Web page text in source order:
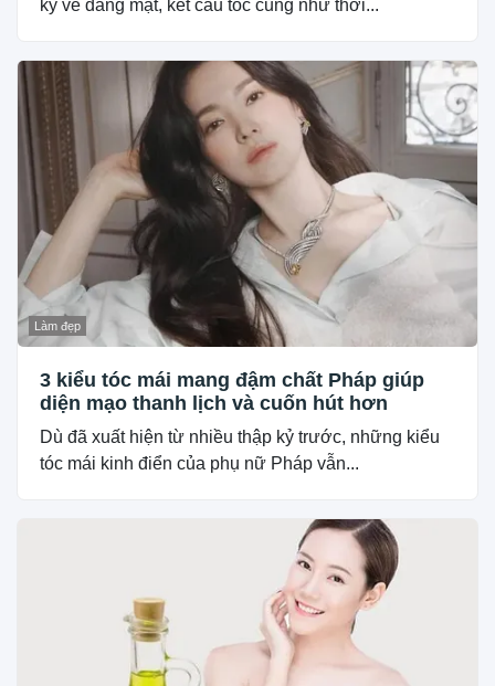
kỹ về dáng mặt, kết cấu tóc cũng như thời...
Làm đẹp
3 kiểu tóc mái mang đậm chất Pháp giúp
diện mạo thanh lịch và cuốn hút hơn
Dù đã xuất hiện từ nhiều thập kỷ trước, những kiểu
tóc mái kinh điển của phụ nữ Pháp vẫn...